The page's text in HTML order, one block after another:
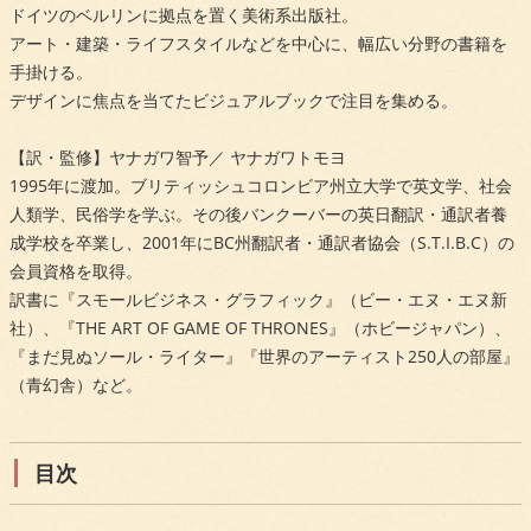
ドイツのベルリンに拠点を置く美術系出版社。
アート・建築・ライフスタイルなどを中心に、幅広い分野の書籍を
手掛ける。
デザインに焦点を当てたビジュアルブックで注目を集める。
【訳・監修】ヤナガワ智予／ ヤナガワトモヨ
1995年に渡加。ブリティッシュコロンビア州立大学で英文学、社会
人類学、民俗学を学ぶ。その後バンクーバーの英日翻訳・通訳者養
成学校を卒業し、2001年にBC州翻訳者・通訳者協会（S.T.I.B.C）の
会員資格を取得。
訳書に『スモールビジネス・グラフィック』（ビー・エヌ・エヌ新
社）、『THE ART OF GAME OF THRONES』（ホビージャパン）、
『まだ見ぬソール・ライター』『世界のアーティスト250人の部屋』
（青幻舎）など。
目次